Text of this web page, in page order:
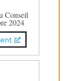
Conseil
2024